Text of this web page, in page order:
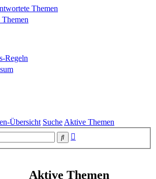
Themen
Regeln
Übersicht Suche Aktive Themen
Suche
Aktive Themen